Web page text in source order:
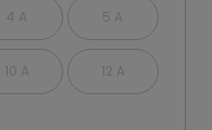
4 A 5 A
10 A 12 A